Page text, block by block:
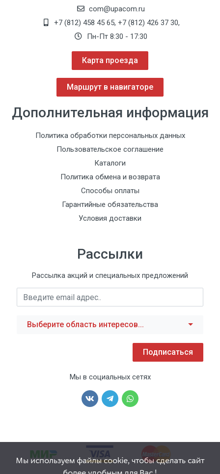
com@upacom.ru
+7 (812) 458 45 65, +7 (812) 426 37 30,
Пн-Пт 8:30 - 17:30
Карта проезда
Маршрут в навигаторе
Дополнительная информация
Политика обработки персональных данных
Пользовательское соглашение
Каталоги
Политика обмена и возврата
Способы оплаты
Гарантийные обязательства
Условия доставки
Рассылки
Рассылка акций и специальных предложений
Выберите область интересов...
Подписаться
Мы в социальных сетях
Мы используем файлы cookie, чтобы сделать сайт